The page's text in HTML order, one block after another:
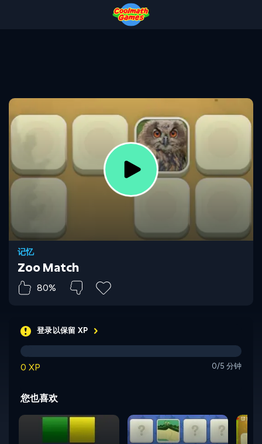
记忆
Zoo Match
80%
登录以保留 XP
0 XP 0/5 分钟
您也喜欢